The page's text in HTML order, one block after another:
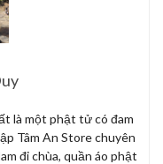
là một phật tử có đam
Tâm An Store chuyên
đi chùa, quần áo phật